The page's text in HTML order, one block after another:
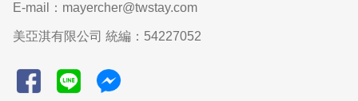
E-mail：mayercher@twstay.com
美亞淇有限公司 統編：54227052